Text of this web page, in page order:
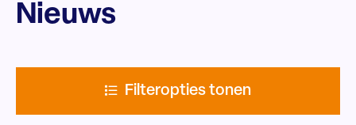
Nieuws
Filteropties tonen